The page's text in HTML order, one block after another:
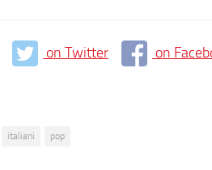
on Twitter on
italiani pop